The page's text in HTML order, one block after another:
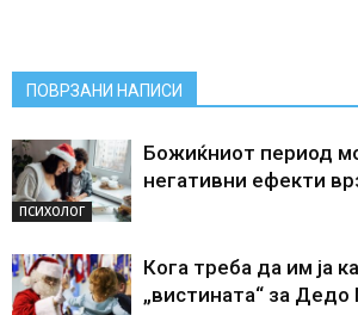
ПОВРЗАНИ НАПИСИ
ПСИХОЛОГ
Божиќниот период
негативни ефекти
Кога треба да им ја
„вистината“ за Дедо